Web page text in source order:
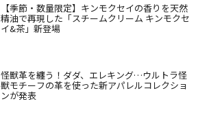
【季節・数量限定】キンモクセイの香りを天然
精油で再現した「スチームクリーム キンモクセ
イ&茶」新登場
怪獣革を纏う！ダダ、エレキング…ウルトラ怪
獣モチーフの革を使った新アパレルコレクショ
ンが発表